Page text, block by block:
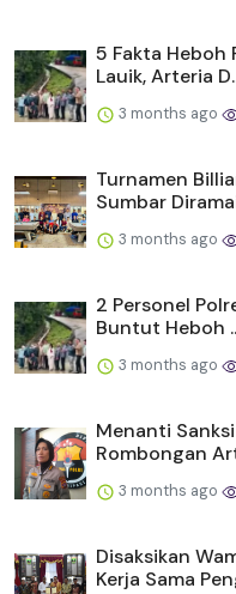
5 Fakta
Lauik, Arteria
3 months ago
Turnamen
Sumbar
3 months ago
2 Personel
Buntut Heboh
3 months ago
Menanti
Rombongan
3 months ago
Disaksikan
Kerja Sama